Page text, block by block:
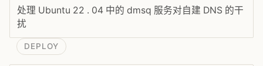
处理 Ubuntu 22 . 04 中的 dmsq 服务对自建 DNS 的干
扰
DEPLOY